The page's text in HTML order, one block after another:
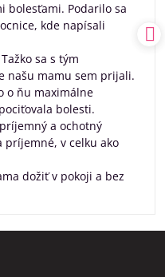
bolesťami. Podarilo sa
kde napísali
sa s tým
našu mamu sem prijali.
o ňu maximálne
bolesti.
a ochotný
príjemné, v celku ako
dožiť v pokoji a bez